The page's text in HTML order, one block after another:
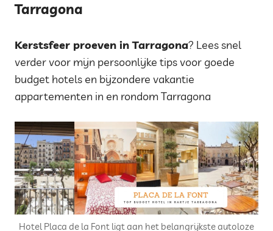
Tarragona
Kerstsfeer proeven in Tarragona? Lees snel
verder voor mijn persoonlijke tips voor goede
budget hotels en bijzondere vakantie
appartementen in en rondom Tarragona
Hotel Placa de la Font ligt aan het belangrijkste autoloze